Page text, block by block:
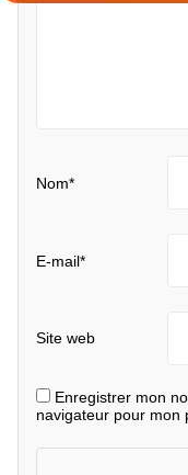
Nom*
E-mail*
Site web
Enregistrer mon
navigateur pour mon